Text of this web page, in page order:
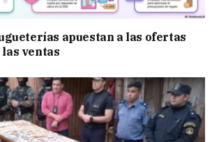
apuestan a las ofertas
ventas